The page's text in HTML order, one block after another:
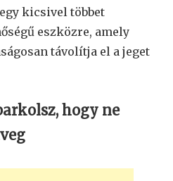
kicsivel többet
eszközre, amely
távolítja el a jeget
hogy ne